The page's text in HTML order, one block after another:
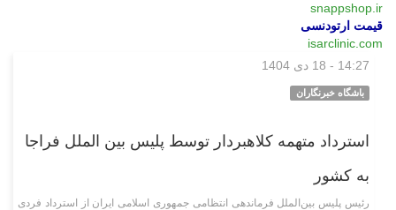
snappshop.ir
قیمت ارتودنسی
isarclinic.com
14:27 - 18 دی 1404
باشگاه خبرنگاران
استرداد متهمه کلاهبردار توسط پلیس بین الملل فراجا
به کشور
رئیس پلیس بین‌الملل فرماندهی انتظامی جمهوری اسلامی ایران از استرداد فردی